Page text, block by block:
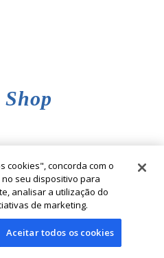
cookies", concorda com o
seu dispositivo para
analisar a utilização do
de marketing.
Aceitar todos os cookies